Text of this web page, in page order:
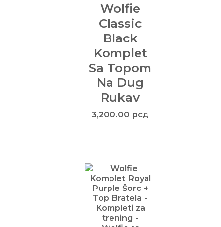
Wolfie
Classic
Black
Komplet
Sa Topom
Na Dug
Rukav
3,200.00 рсд